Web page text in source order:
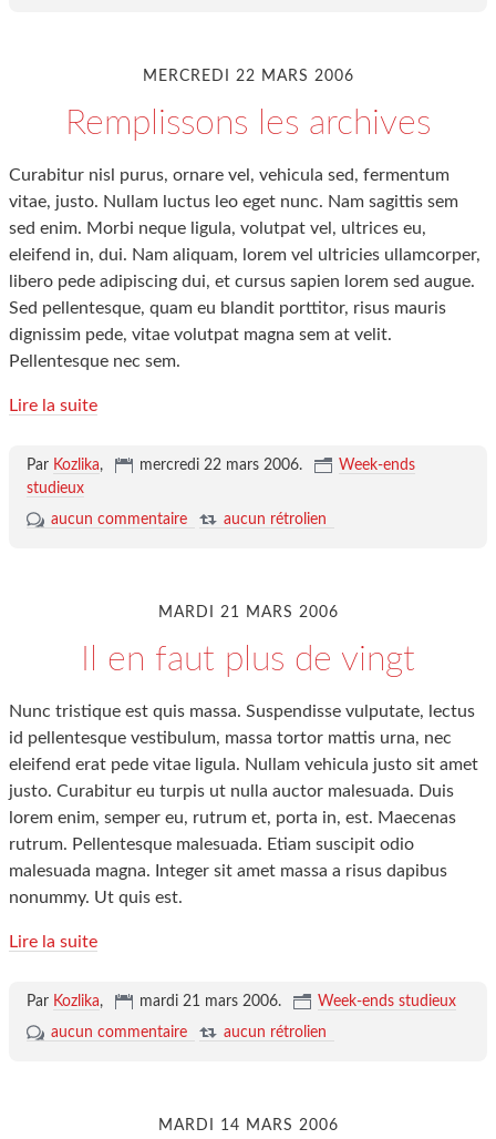
MERCREDI 22 MARS 2006
Remplissons les archives
Curabitur nisl purus, ornare vel, vehicula sed, fermentum
vitae, justo. Nullam luctus leo eget nunc. Nam sagittis sem
sed enim. Morbi neque ligula, volutpat vel, ultrices eu,
eleifend in, dui. Nam aliquam, lorem vel ultricies ullamcorper,
libero pede adipiscing dui, et cursus sapien lorem sed augue.
Sed pellentesque, quam eu blandit porttitor, risus mauris
dignissim pede, vitae volutpat magna sem at velit.
Pellentesque nec sem.
Lire la suite
Par Kozlika, mercredi 22 mars 2006.
Week-ends
studieux
aucun commentaire
aucun rétrolien
MARDI 21 MARS 2006
Il en faut plus de vingt
Nunc tristique est quis massa. Suspendisse vulputate, lectus
id pellentesque vestibulum, massa tortor mattis urna, nec
eleifend erat pede vitae ligula. Nullam vehicula justo sit amet
justo. Curabitur eu turpis ut nulla auctor malesuada. Duis
lorem enim, semper eu, rutrum et, porta in, est. Maecenas
rutrum. Pellentesque malesuada. Etiam suscipit odio
malesuada magna. Integer sit amet massa a risus dapibus
nonummy. Ut quis est.
Lire la suite
Par Kozlika, mardi 21 mars 2006.
Week-ends studieux
aucun commentaire
aucun rétrolien
MARDI 14 MARS 2006